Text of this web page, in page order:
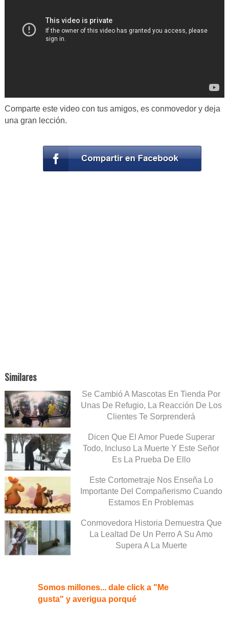
Comparte este video con tus amigos, es conmovedor y deja
una gran lección.
Similares
Se Cambió A Mascotas En Tienda Por
Unas De Refugio, La Reacción De Los
Clientes Te Sorprenderá
Dicen Que El Amor Puede Superar
Todo, Incluso La Muerte Y Este Señor
Es La Prueba De Ello
Este Cortometraje Nos Enseña Lo
Importante Del Compañerismo Cuando
Estamos En Problemas
Conmovedora Historia Demuestra Que
La Lealtad De Un Perro A Su Amo
Supera A La Muerte
Somos millones... dale click a "Me
gusta" y averigua porqué